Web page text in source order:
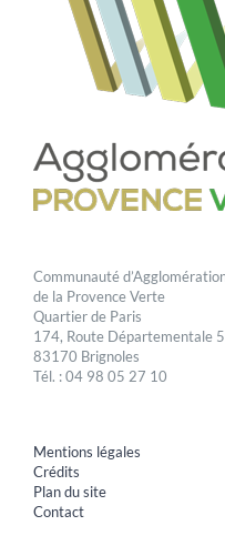
Communauté
de la Provence Verte
Quartier de Paris
174, Route Départementale
83170 Brignoles
Tél. : 04 98 05 27 10
Mentions légales
Crédits
Plan du site
Contact